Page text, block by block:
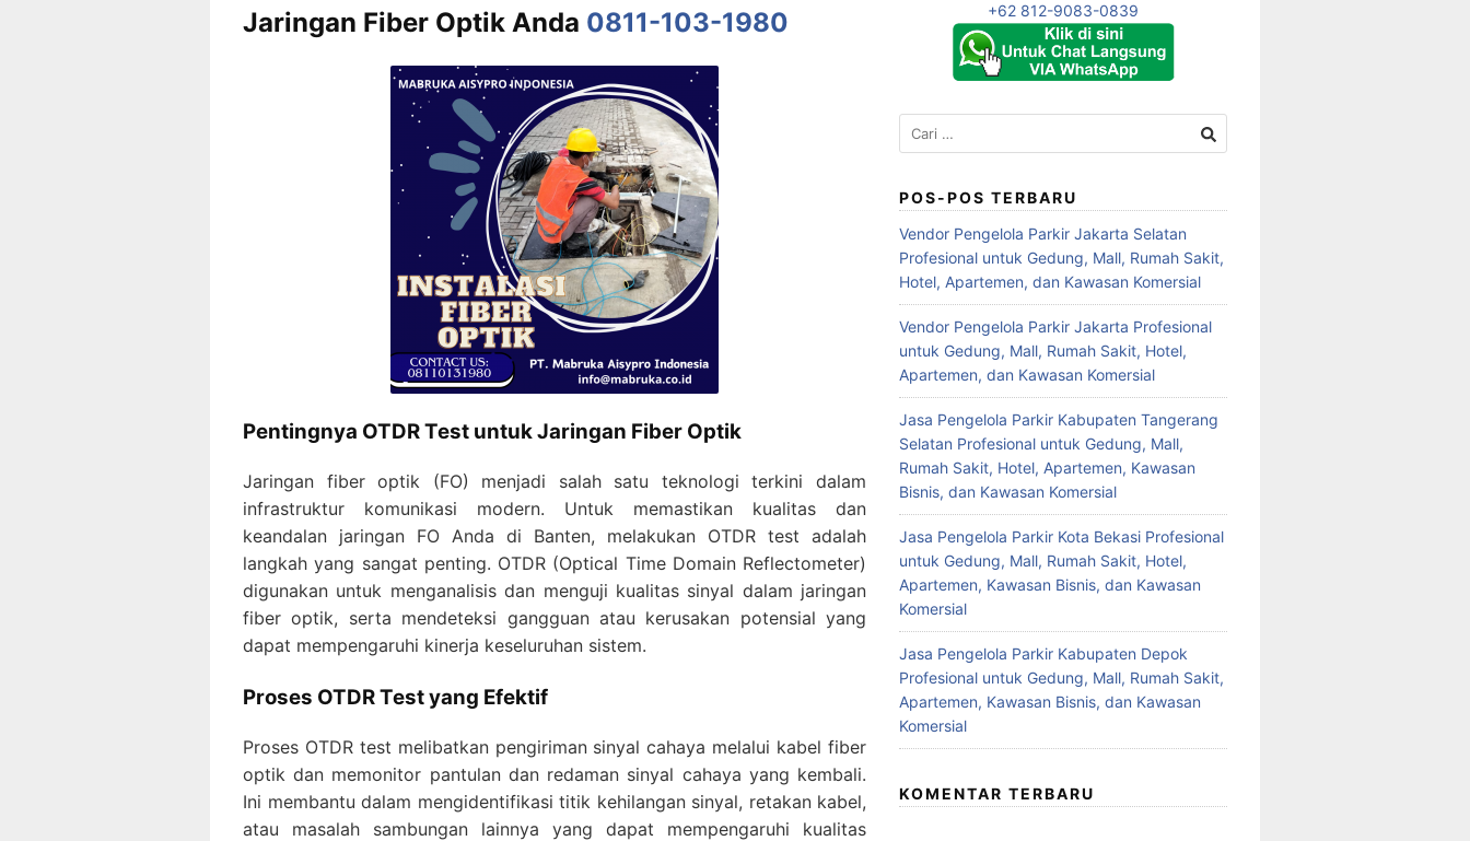
Jaringan Fiber Optik Anda 0811-103-1980
Pentingnya OTDR Test untuk Jaringan Fiber Optik
Jaringan fiber optik (FO) menjadi salah satu teknologi terkini dalam
infrastruktur komunikasi modern. Untuk memastikan kualitas dan
keandalan jaringan FO Anda di Banten, melakukan OTDR test adalah
langkah yang sangat penting. OTDR (Optical Time Domain Reflectometer)
digunakan untuk menganalisis dan menguji kualitas sinyal dalam jaringan
fiber optik, serta mendeteksi gangguan atau kerusakan potensial yang
dapat mempengaruhi kinerja keseluruhan sistem.
Proses OTDR Test yang Efektif
Proses OTDR test melibatkan pengiriman sinyal cahaya melalui kabel fiber
optik dan memonitor pantulan dan redaman sinyal cahaya yang kembali.
Ini membantu dalam mengidentifikasi titik kehilangan sinyal, retakan kabel,
atau masalah sambungan lainnya yang dapat mempengaruhi kualitas
+62 812-9083-0839
Cari
untuk:
POS-POS TERBARU
Vendor Pengelola Parkir Jakarta Selatan
Profesional untuk Gedung, Mall, Rumah Sakit,
Hotel, Apartemen, dan Kawasan Komersial
Vendor Pengelola Parkir Jakarta Profesional
untuk Gedung, Mall, Rumah Sakit, Hotel,
Apartemen, dan Kawasan Komersial
Jasa Pengelola Parkir Kabupaten Tangerang
Selatan Profesional untuk Gedung, Mall,
Rumah Sakit, Hotel, Apartemen, Kawasan
Bisnis, dan Kawasan Komersial
Jasa Pengelola Parkir Kota Bekasi Profesional
untuk Gedung, Mall, Rumah Sakit, Hotel,
Apartemen, Kawasan Bisnis, dan Kawasan
Komersial
Jasa Pengelola Parkir Kabupaten Depok
Profesional untuk Gedung, Mall, Rumah Sakit,
Apartemen, Kawasan Bisnis, dan Kawasan
Komersial
KOMENTAR TERBARU